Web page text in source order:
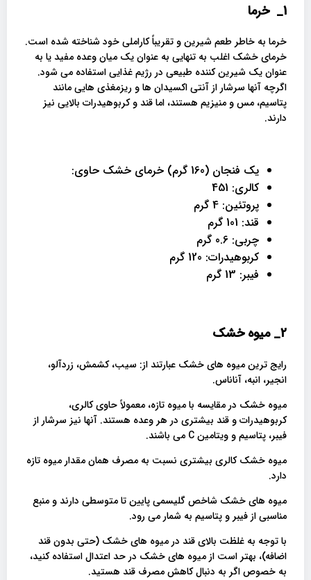
1_ خرما
خرما به خاطر طعم شیرین و تقریباً کاراملی خود شناخته شده است.
خرمای خشک اغلب به تنهایی به عنوان یک میان وعده مفید یا به
عنوان یک شیرین کننده طبیعی در رژیم غذایی استفاده می شود.
اگرچه آنها سرشار از آنتی اکسیدان ها و ریزمغذی هایی مانند
پتاسیم، مس و منیزیم هستند، اما قند و کربوهیدرات بالایی نیز
دارند.
یک فنجان (160 گرم) خرمای خشک حاوی:
کالری: 451
پروتئین: 4 گرم
قند: 101 گرم
چربی: 0.6 گرم
کربوهیدرات: 120 گرم
فیبر: 13 گرم
2_ میوه خشک
رایج ترین میوه های خشک عبارتند از: سیب، کشمش، زردآلو،
انجیر، انبه، آناناس.
میوه خشک در مقایسه با میوه تازه، معمولاً حاوی کالری،
کربوهیدرات و قند بیشتری در هر وعده هستند. آنها نیز سرشار از
فیبر، پتاسیم و ویتامین C می باشند.
میوه خشک کالری بیشتری نسبت به مصرف همان مقدار میوه تازه
دارد.
میوه های خشک شاخص گلیسمی پایین تا متوسطی دارند و منبع
مناسبی از فیبر و پتاسیم به شمار می رود.
با توجه به غلظت بالای قند در میوه های خشک (حتی بدون قند
اضافه)، بهتر است از میوه های خشک در حد اعتدال استفاده کنید،
به خصوص اگر به دنبال کاهش مصرف قند هستید.